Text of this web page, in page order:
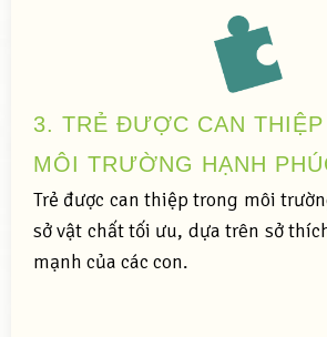
3. TRẺ ĐƯỢC CAN THIỆP
MÔI TRƯỜNG HẠNH
Trẻ được can thiệp trong môi
sở vật chất tối ưu, dựa trên sở
mạnh của các con.